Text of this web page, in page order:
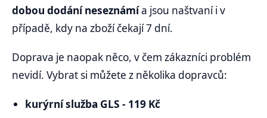
dobou dodání neseznámía jsou naštvaní i v
případě, kdy na zboží čekají 7 dní.
Doprava je naopak něco, v čem zákazníci problém
nevidí. Vybrat si můžete z několika dopravců:
kurýrní služba GLS - 119 Kč